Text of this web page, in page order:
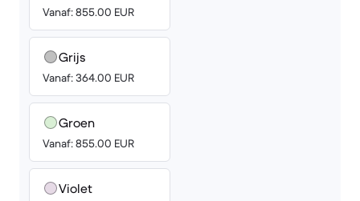
Vanaf: 855.00 EUR
Grijs
Vanaf: 364.00 EUR
Groen
Vanaf: 855.00 EUR
Violet